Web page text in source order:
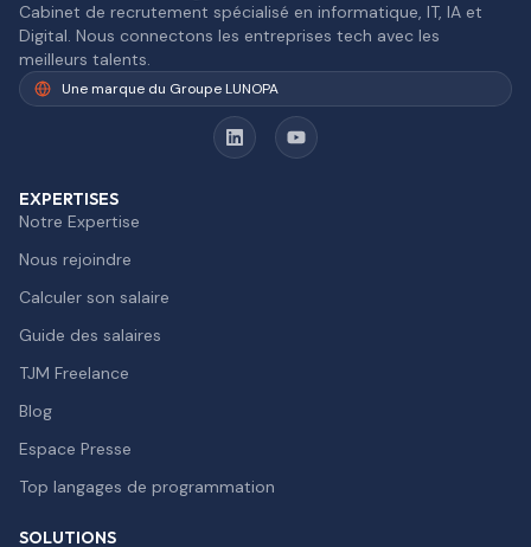
Cabinet de recrutement spécialisé en informatique, IT, IA et
Digital. Nous connectons les entreprises tech avec les
meilleurs talents.
Une marque du Groupe LUNOPA
EXPERTISES
Notre Expertise
Nous rejoindre
Calculer son salaire
Guide des salaires
TJM Freelance
Blog
Espace Presse
Top langages de programmation
SOLUTIONS